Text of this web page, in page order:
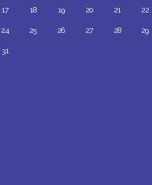
17 18 19 20 21 22
24 25 26 27 28 29
31